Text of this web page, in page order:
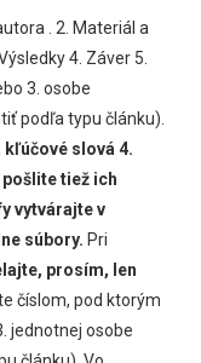
. 2. Materiál a
4. Záver 5.
3. osobe
podľa typu článku).
kľúčové slová 4.
tiež ich
vytvárajte v
súbory. Pri
prosím, len
číslom, pod ktorým
jednotnej osobe